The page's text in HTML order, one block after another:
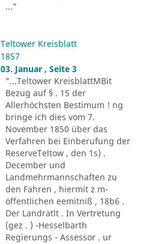
..."
Teltower Kreisblatt
1857
03. Januar , Seite 3
"...Teltower KreisblattMBit
Bezug auf § . 15 der
Allerhöchsten Bestimum ! ng
bringe ich dies vom 7.
November 1850 über das
Verfahren bei Einberufung der
ReserveTeltow , den 1s) .
December und
Landmehrmannschaften zu
den Fahren , hiermit z m-
öffentlichen eemitniß , 18b6 .
Der Landratlt . In Vertretung
(gez . ) -Hesselbarth
Regierungs - Assessor . ur